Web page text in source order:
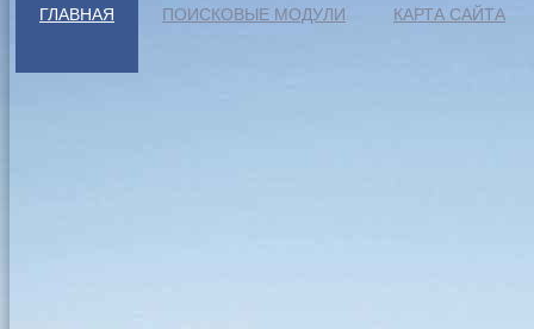
ГЛАВНАЯ ПОИСКОВЫЕ МОДУЛИ КАРТА САЙТА